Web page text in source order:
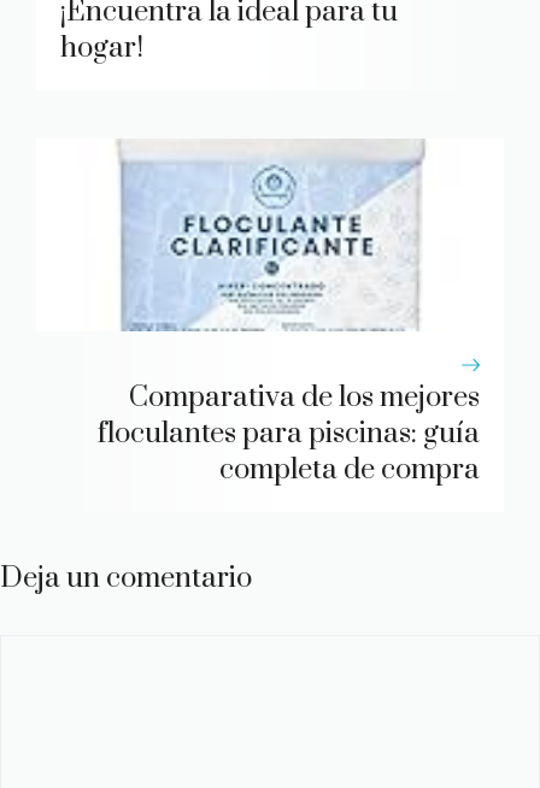
¡Encuentra la ideal para tu
hogar!
Comparativa de los mejores
floculantes para piscinas: guía
completa de compra
Deja un comentario